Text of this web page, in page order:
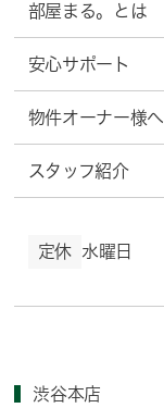
部屋まる。とは
安心サポート
物件オーナー様へ
スタッフ紹介
定休 水曜日
渋谷本店